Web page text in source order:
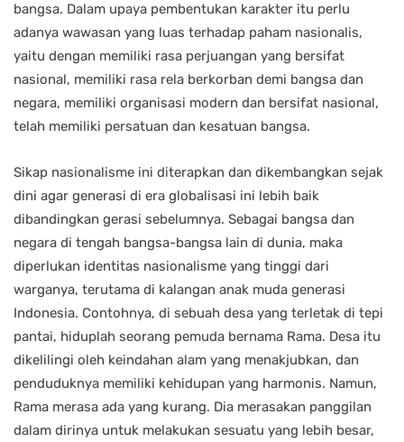
bangsa. Dalam upaya pembentukan karakter itu perlu
adanya wawasan yang luas terhadap paham nasionalis,
yaitu dengan memiliki rasa perjuangan yang bersifat
nasional, memiliki rasa rela berkorban demi bangsa dan
negara, memiliki organisasi modern dan bersifat nasional,
telah memiliki persatuan dan kesatuan bangsa.
Sikap nasionalisme ini diterapkan dan dikembangkan sejak
dini agar generasi di era globalisasi ini lebih baik
dibandingkan gerasi sebelumnya. Sebagai bangsa dan
negara di tengah bangsa-bangsa lain di dunia, maka
diperlukan identitas nasionalisme yang tinggi dari
warganya, terutama di kalangan anak muda generasi
Indonesia. Contohnya, di sebuah desa yang terletak di tepi
pantai, hiduplah seorang pemuda bernama Rama. Desa itu
dikelilingi oleh keindahan alam yang menakjubkan, dan
penduduknya memiliki kehidupan yang harmonis. Namun,
Rama merasa ada yang kurang. Dia merasakan panggilan
dalam dirinya untuk melakukan sesuatu yang lebih besar,